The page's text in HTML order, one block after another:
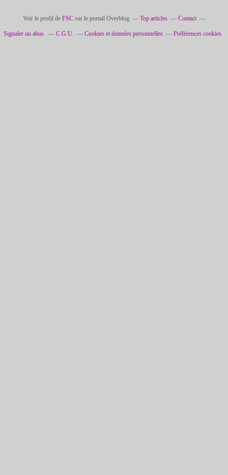
Voir le profil de FSCsur le portail Overblog Top articles Contact
Signaler un abus C.G.U. Cookies et données personnelles Préférences cookies